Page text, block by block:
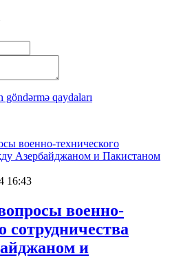
göndərmə qaydaları
16:43
военно-
сотрудничества
и